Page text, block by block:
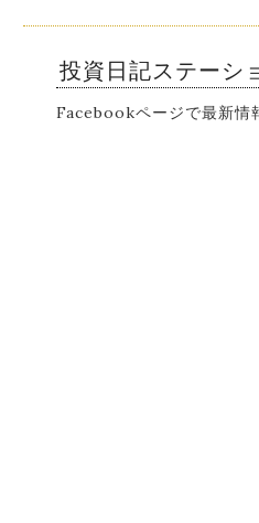
投資日記ステーシ
Facebookページで最新情